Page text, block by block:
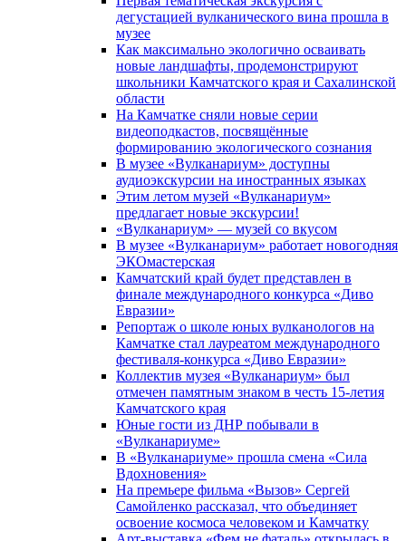
дегустацией вулканического вина прошла в
музее
Как максимально экологично осваивать
новые ландшафты, продемонстрируют
школьники Камчатского края и Сахалинской
области
На Камчатке сняли новые серии
видеоподкастов, посвящённые
формированию экологического сознания
В музее «Вулканариум» доступны
аудиоэкскурсии на иностранных языках
Этим летом музей «Вулканариум»
предлагает новые экскурсии!
«Вулканариум» — музей со вкусом
В музее «Вулканариум» работает новогодняя
ЭКОмастерская
Камчатский край будет представлен в
финале международного конкурса «Диво
Евразии»
Репортаж о школе юных вулканологов на
Камчатке стал лауреатом международного
фестиваля-конкурса «Диво Евразии»
Коллектив музея «Вулканариум» был
отмечен памятным знаком в честь 15-летия
Камчатского края
Юные гости из ДНР побывали в
«Вулканариумe»
В «Вулканариуме» прошла смена «Сила
Вдохновения»
На премьере фильма «Вызов» Сергей
Самойленко рассказал, что объединяет
освоение космоса человеком и Камчатку